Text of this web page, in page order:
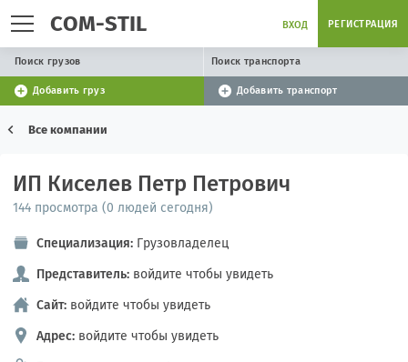
COM-STIL ВХОД РЕГИСТРАЦИЯ
Поиск грузов Поиск транспорта
Добавить груз Добавить транспорт
Все компании
ИП Киселев Петр Петрович
144 просмотра (0 людей сегодня)
Специализация: Грузовладелец
Представитель: войдите чтобы увидеть
Сайт: войдите чтобы увидеть
Адрес: войдите чтобы увидеть